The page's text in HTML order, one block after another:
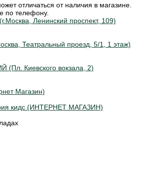
отличаться от наличия в магазине.
по телефону.
Ленинский проспект, 109)
Театральный проезд, 5/1, 1 этаж)
Киевского вокзала, 2)
Магазин)
кидс (ИНТЕРНЕТ МАГАЗИН)